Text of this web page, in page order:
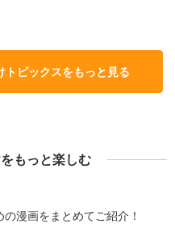
ピックスをもっと見る
もっと楽しむ
漫画をまとめてご紹介！